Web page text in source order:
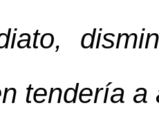
tendería a